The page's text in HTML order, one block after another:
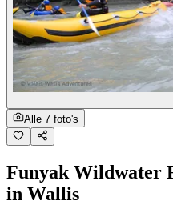
Alle 7 foto's
Funyak Wildwater
in Wallis